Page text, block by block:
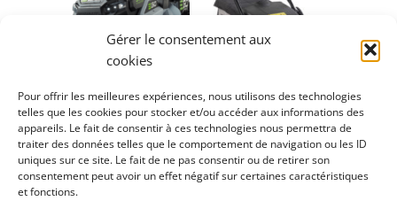
Gérer le consentement aux
cookies
Pour offrir les meilleures expériences, nous utilisons des technologies
telles que les cookies pour stocker et/ou accéder aux informations des
appareils. Le fait de consentir à ces technologies nous permettra de
traiter des données telles que le comportement de navigation ou les ID
uniques sur ce site. Le fait de ne pas consentir ou de retirer son
consentement peut avoir un effet négatif sur certaines caractéristiques
et fonctions.
MACHINES
EGO LM1914 E-SP
€849,00
MACHINES
Honda HRX 476 QY
€ 1 639,00